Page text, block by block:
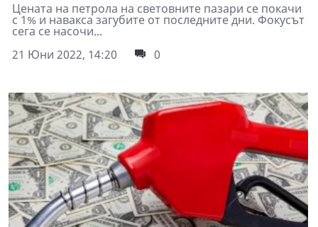
Цената на петрола на световните пазари се покачи
с 1% и навакса загубите от последните дни. Фокусът
сега се насочи...
21 Юни 2022, 14:20
0